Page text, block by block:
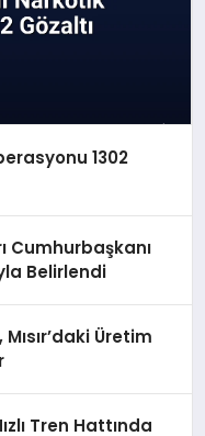
1302
Cumhurbaşkanı
Belirlendi
Üretim
Tren Hattında